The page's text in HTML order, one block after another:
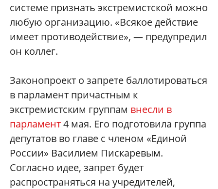
системе признать экстремистской можно
любую организацию. «Всякое действие
имеет противодействие», — предупредил
он коллег.
Законопроект о запрете баллотироваться
в парламент причастным к
экстремистским группам внесли в
парламент4 мая. Его подготовила группа
депутатов во главе с членом «Единой
России» Василием Пискаревым.
Согласно идее, запрет будет
распространяться на учредителей,